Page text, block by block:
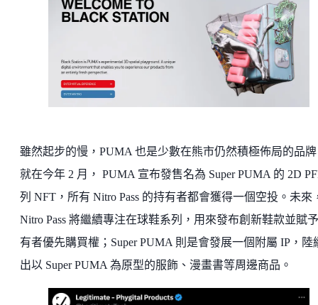
雖然起步的慢，PUMA 也是少數在熊市仍然積極佈局的品
就在今年 2 月， PUMA 宣布發售名為 Super PUMA 的 2D
列 NFT，所有 Nitro Pass 的持有者都會獲得一個空投。未來
Nitro Pass 將繼續專注在球鞋系列，用來發布創新鞋款並賦
有者優先購買權；Super PUMA 則是會發展一個附屬 IP，陸
出以 Super PUMA 為原型的服飾、漫畫書等周邊商品。